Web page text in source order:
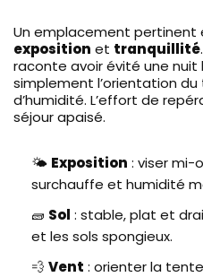
Un emplacement pertinent
exposition et tranquillité
raconte avoir évité une
simplement l’orientation
d’humidité. L’effort de
séjour apaisé.
🌤️ Exposition : viser mi-
surchauffe et humidité
🧱 Sol : stable, plat et
et les sols spongieux.
💨 Vent : orienter la